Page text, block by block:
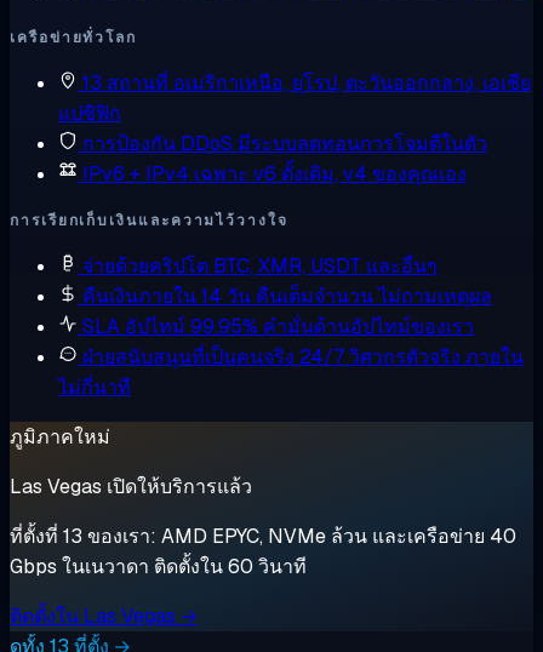
เครือข่ายทั่วโลก
13 สถานที่ อเมริกาเหนือ, ยุโรป, ตะวันออกกลาง, เอเชีย
แปซิฟิก
การป้องกัน DDoS มีระบบลดทอนการโจมตีในตัว
IPv6 + IPv4 เฉพาะ v6 ดั้งเดิม, v4 ของคุณเอง
การเรียกเก็บเงินและความไว้วางใจ
จ่ายด้วยคริปโต BTC, XMR, USDT และอื่นๆ
คืนเงินภายใน 14 วัน คืนเต็มจำนวน ไม่ถามเหตุผล
SLA อัปไทม์ 99.95% คำมั่นด้านอัปไทม์ของเรา
ฝ่ายสนับสนุนที่เป็นคนจริง 24/7วิศวกรตัวจริง ภายใน
ไม่กี่นาที
ภูมิภาคใหม่
Las Vegas เปิดให้บริการแล้ว
ที่ตั้งที่ 13 ของเรา: AMD EPYC, NVMe ล้วน และเครือข่าย 40
Gbps ในเนวาดา ติดตั้งใน 60 วินาที
ติดตั้งใน Las Vegas →
ดูทั้ง 13 ที่ตั้ง →